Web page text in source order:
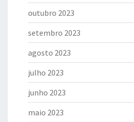
outubro 2023
setembro 2023
agosto 2023
julho 2023
junho 2023
maio 2023